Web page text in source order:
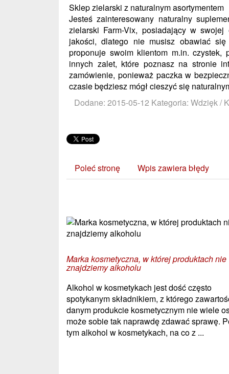
Sklep zielarski z naturalnym asortymentem
Jesteś zainteresowany naturalny
zielarski Farm-Vix, posiadający w
jakości, dlatego nie musisz obawiać
proponuje swoim klientom m.in. czystek,
innych zalet, które poznasz na stronie
zamówienie, ponieważ paczka w
czasie będziesz mógł cieszyć się
Dodane: 2015-05-12 Kategoria: Wdzięk /
Poleć stronę Wpis zawiera błędy
Marka kosmetyczna, w której produktach nie
znajdziemy alkoholu
Alkohol w kosmetykach jest dość często
spotykanym składnikiem, z którego
danym produkcie kosmetycznym nie wiele
może sobie tak naprawdę zdawać sprawę.
tym alkohol w kosmetykach, na co z ...